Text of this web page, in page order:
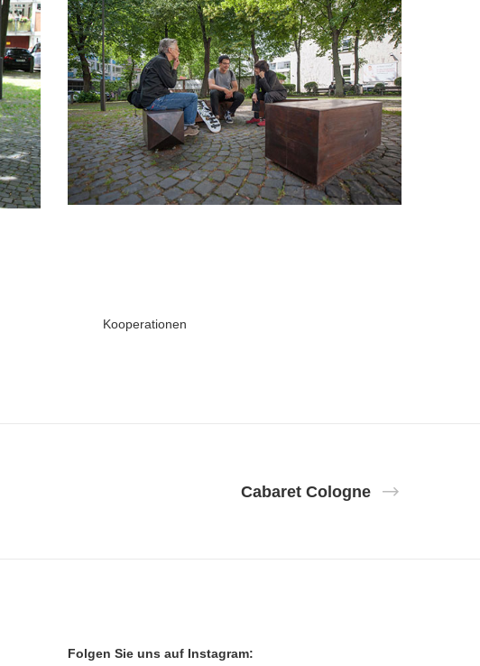
Kooperationen
Cabaret Cologne
Folgen Sie uns auf Instagram: